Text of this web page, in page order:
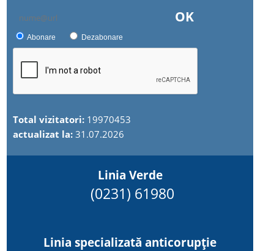
OK
Abonare Dezabonare
Total vizitatori: 19970453
actualizat la:31.07.2026
Linia Verde
(0231) 61980
Linia specializată anticorupție